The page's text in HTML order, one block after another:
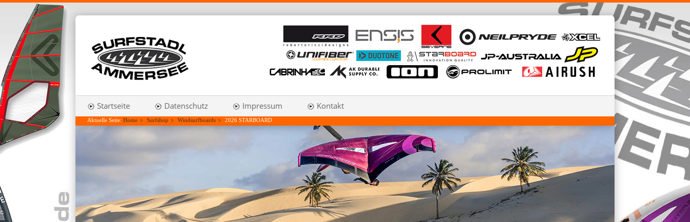
Startseite Datenschutz Impressum Kontakt
Aktuelle Seite: Home Surfshop Windsurfboards 2026 STARBOARD